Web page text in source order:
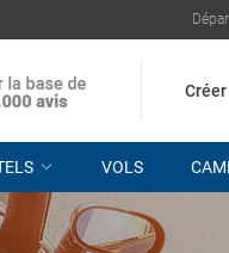
VOLS